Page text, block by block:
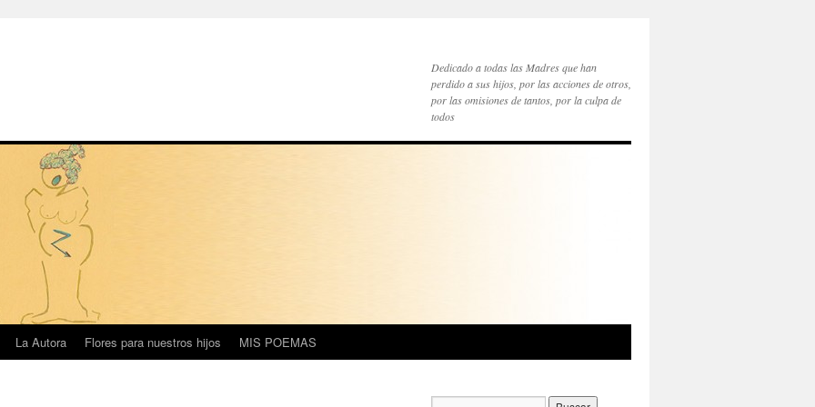
Dedicado a todas las Madres que han
perdido a sus hijos, por las acciones de otros,
por las omisiones de tantos, por la culpa de
todos
La Autora Flores para nuestros hijos MIS POEMAS